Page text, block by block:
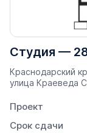
Студия —
Краснодарский
улица Краеведа
Проект
Срок сдачи